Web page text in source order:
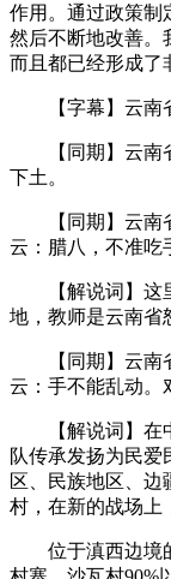
作用。通过政策制
然后不断地改善。
而且都已经形成了
【字幕】云南省
【同期】云南省
下土。
【同期】云南省
云：腊八，不准吃
【解说词】这里
地，教师是云南省
【同期】云南省
云：手不能乱动。
【解说词】在中
队传承发扬为民爱
区、民族地区、边
村，在新的战场上
位于滇西边境